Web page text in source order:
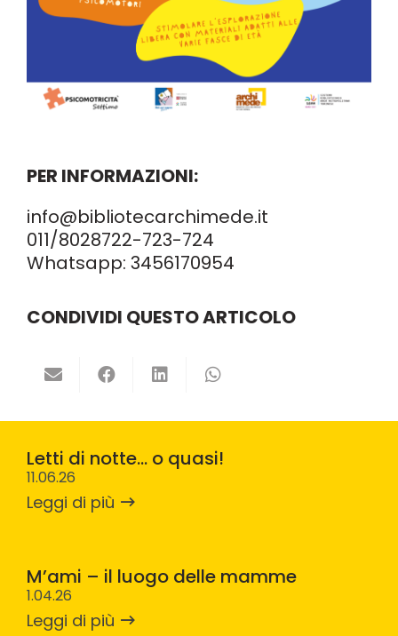
PER INFORMAZIONI:
info@bibliotecarchimede.it
011/8028722-723-724
Whatsapp: 3456170954
CONDIVIDI QUESTO ARTICOLO
Letti di notte… o quasi!
11.06.26
Leggi di più
M’ami – il luogo delle mamme
1.04.26
Leggi di più